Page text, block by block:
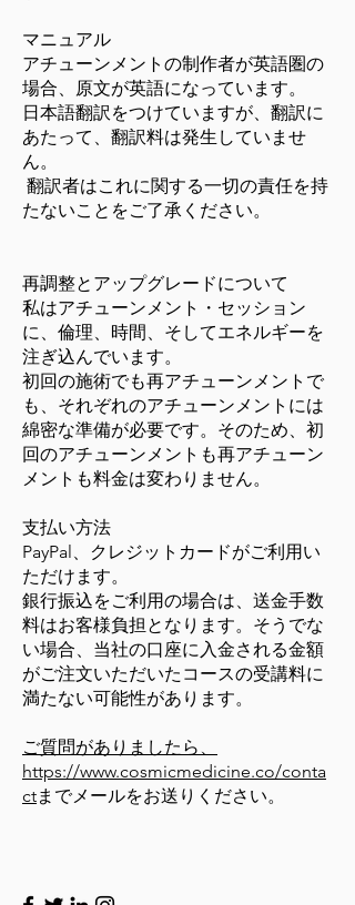
マニュアル
アチューンメントの制作者が英語圏の
場合、原文が英語になっています。
日本語翻訳をつけていますが、翻訳に
あたって、翻訳料は発生していませ
ん。
翻訳者はこれに関する一切の責任を持
たないことをご了承ください。
再調整とアップグレードについて
私はアチューンメント・セッション
に、倫理、時間、そしてエネルギーを
注ぎ込んでいます。
初回の施術でも再アチューンメントで
も、それぞれのアチューンメントには
綿密な準備が必要です。そのため、初
回のアチューンメントも再アチューン
メントも料金は変わりません。
支払い方法
PayPal、クレジットカードがご利用い
ただけます。
銀行振込をご利用の場合は、送金手数
料はお客様負担となります。そうでな
い場合、当社の口座に入金される金額
がご注文いただいたコースの受講料に
満たない可能性があります。
ご質問がありましたら、
https://www.cosmicmedicine.co/conta
ctまでメールをお送りください。